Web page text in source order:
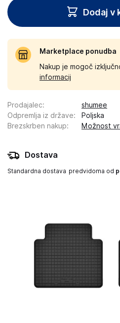
Dodaj v
Marketplace ponudba
Nakup je mogoč
informacij
Prodajalec:
shumee
Odpremlja iz države:
Poljska
Brezskrben nakup: Možnost
Dostava
Standardna dostava predvidoma od